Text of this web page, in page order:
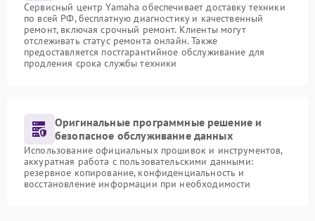
Сервисный центр Yamaha обеспечивает доставку техники
по всей РФ, бесплатную диагностику и качественный
ремонт, включая срочный ремонт. Клиенты могут
отслеживать статус ремонта онлайн. Также
предоставляется постгарантийное обслуживание для
продления срока службы техники
Оригинальные программные решение и
безопасное обслуживание данных
Использование официальных прошивок и инструментов,
аккуратная работа с пользовательскими данными:
резервное копирование, конфиденциальность и
восстановление информации при необходимости